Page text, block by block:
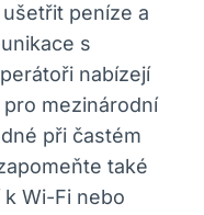
peníze a
s
nabízejí
mezinárodní
při častém
také
Wi-Fi nebo